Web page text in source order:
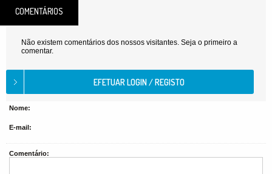
COMENTÁRIOS
Não existem comentários dos nossos visitantes. Seja o primeiro a
comentar.
Nome:
E-mail:
Comentário: